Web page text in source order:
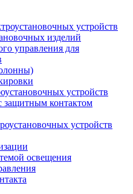
устройств
изделий
управления для
устройств
защитным контактом
устройств
освещения